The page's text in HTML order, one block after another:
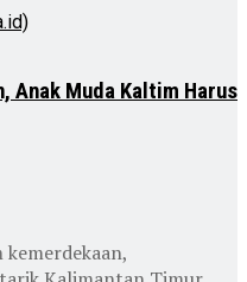
Anak Muda Kaltim Harus
kemerdekaan,